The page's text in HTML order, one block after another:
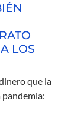
LOS
que la